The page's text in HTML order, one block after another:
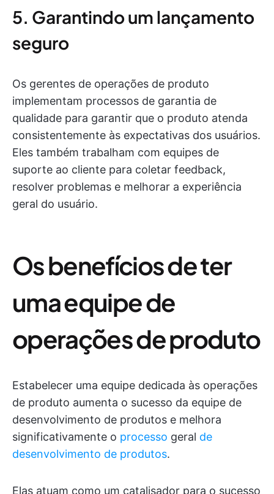
5. Garantindo um lançamento
seguro
Os gerentes de operações de produto
implementam processos de garantia de
qualidade para garantir que o produto atenda
consistentemente às expectativas dos usuários.
Eles também trabalham com equipes de
suporte ao cliente para coletar feedback,
resolver problemas e melhorar a experiência
geral do usuário.
Os benefícios de ter
uma equipe de
operações de produto
Estabelecer uma equipe dedicada às operações
de produto aumenta o sucesso da equipe de
desenvolvimento de produtos e melhora
significativamente o processo geral de
desenvolvimento de produtos.
Elas atuam como um catalisador para o sucesso